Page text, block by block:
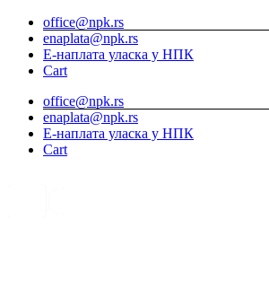
Skip
content
office@npk.rs
enaplata@npk.rs
Е-наплата уласка у НПК
Cart
office@npk.rs
enaplata@npk.rs
Е-наплата уласка у НПК
Cart